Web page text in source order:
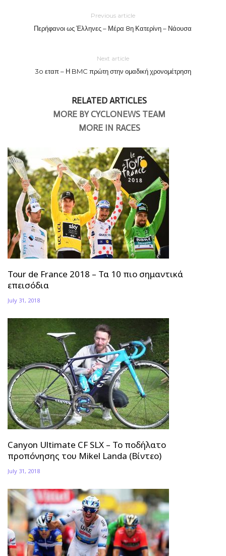
Previous article
Περήφανοι ως Έλληνες – Μέρα 8η Κατερίνη – Νάουσα
Next article
3o εταπ – Η BMC πρώτη στην ομαδική χρονομέτρηση
RELATED ARTICLES
MORE BY CYCLONEWS TEAM
MORE IN RACES
Tour de France 2018 – Τα 10 πιο σημαντικά
επεισόδια
July 31, 2018
Canyon Ultimate CF SLX – Το ποδήλατο
προπόνησης του Mikel Landa (Βίντεο)
July 31, 2018